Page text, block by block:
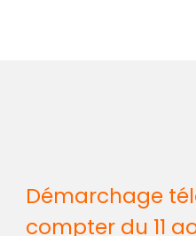
Démarchage
compter du 11